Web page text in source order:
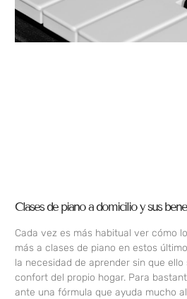
Clases de piano a domicilio y sus
Cada vez es más habitual ver cómo
más a clases de piano en estos
la necesidad de aprender sin que
confort del propio hogar. Para
ante una fórmula que ayuda mucho